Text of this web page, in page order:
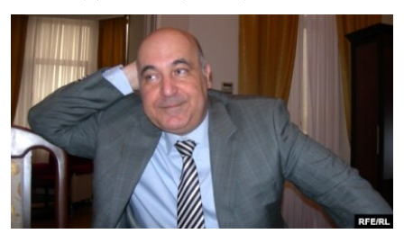
VIDEO
FOTOQALEREYA
İNFOQRAFIKA
KARIKATURA
RADIO ARXIV
OXU ZALI
AZƏRBAYCAN ƏDƏBIYYATI KITABXANASI
İSLAM VƏ DEMOKRATIYA
İZ - MƏDƏNIYYƏT PROQRAMI
HAQQIMIZDA
MISSIYAMIZ
PEŞƏ ETIKASI VƏ JURNALISTIKA STANDARTLARIMIZ
MATERIALLARIMIZDAN ISTIFADƏ
AZADLIQRADIOSU MOBIL TELEFONUNUZDA
BIZI IZLƏ
RFE/RL-in bütün saytları